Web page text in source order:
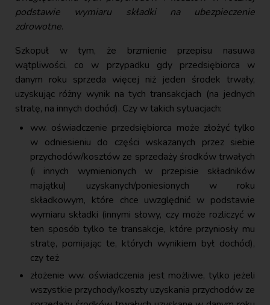
podstawie wymiaru składki na ubezpieczenie
zdrowotne.
Szkopuł w tym, że brzmienie przepisu nasuwa
wątpliwości, co w przypadku gdy przedsiębiorca w
danym roku sprzeda więcej niż jeden środek trwały,
uzyskując różny wynik na tych transakcjach (na jednych
stratę, na innych dochód). Czy w takich sytuacjach:
ww. oświadczenie przedsiębiorca może złożyć tylko
w odniesieniu do części wskazanych przez siebie
przychodów/kosztów ze sprzedaży środków trwałych
(i innych wymienionych w przepisie składników
majątku) uzyskanych/poniesionych w roku
składkowym, które chce uwzględnić w podstawie
wymiaru składki (innymi słowy, czy może rozliczyć w
ten sposób tylko te transakcje, które przyniosły mu
stratę, pomijając te, których wynikiem był dochód),
czy też
złożenie ww. oświadczenia jest możliwe, tylko jeżeli
wszystkie przychody/koszty uzyskania przychodów ze